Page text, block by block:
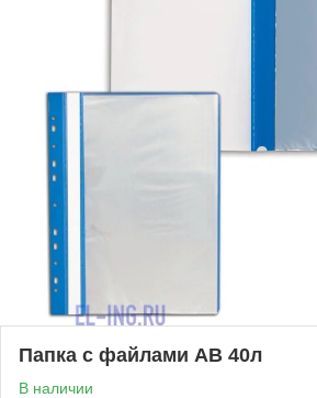
Папка с файлами AB 40л
В наличии